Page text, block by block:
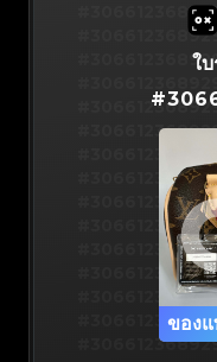
ใ
#
ของ